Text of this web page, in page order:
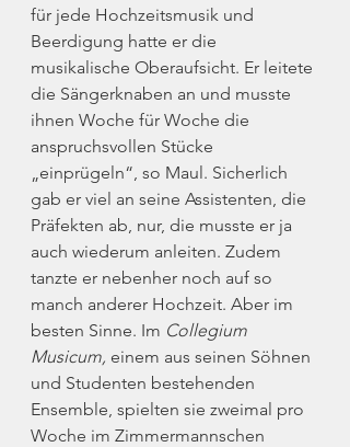
für jede Hochzeitsmusik und
Beerdigung hatte er die
musikalische Oberaufsicht. Er leitete
die Sängerknaben an und musste
ihnen Woche für Woche die
anspruchsvollen Stücke
„einprügeln“, so Maul. Sicherlich
gab er viel an seine Assistenten, die
Präfekten ab, nur, die musste er ja
auch wiederum anleiten. Zudem
tanzte er nebenher noch auf so
manch anderer Hochzeit. Aber im
besten Sinne. Im Collegium
Musicum, einem aus seinen Söhnen
und Studenten bestehenden
Ensemble, spielten sie zweimal pro
Woche im Zimmermannschen